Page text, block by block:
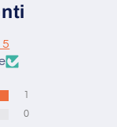
1
0